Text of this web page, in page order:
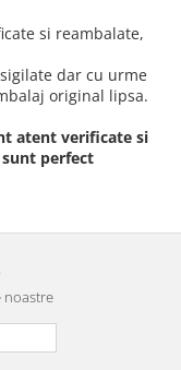
si reambalate,
dar cu urme
original lipsa.
atent verificate si
perfect
noastre